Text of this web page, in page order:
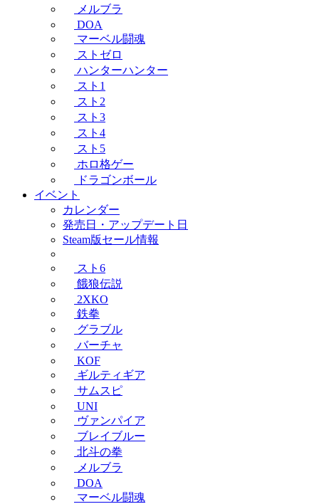
メルブラ
DOA
マーベル闘魂
ストゼロ
ハンターハンター
スト1
スト2
スト3
スト4
スト5
ホロ格ゲー
ドラゴンボール
イベント
カレンダー
発売日・アップデート日
Steam版セール情報
スト6
餓狼伝説
2XKO
鉄拳
グラブル
バーチャ
KOF
ギルティギア
サムスピ
UNI
ヴァンパイア
ブレイブルー
北斗の拳
メルブラ
DOA
マーベル闘魂